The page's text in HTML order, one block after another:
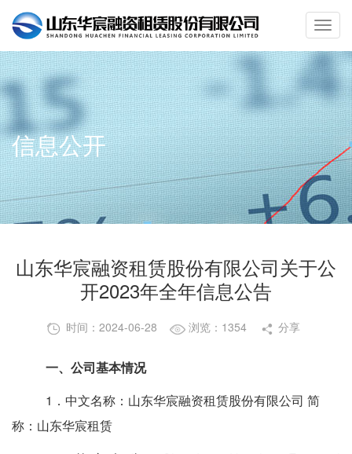
信息公开
山东华宸融资租赁股份有限公司关于公
开2023年全年信息公告
时间：2024-06-28 浏览：1354 分享
一、公司基本情况
1 ．中文名称： 山东华宸融资租赁股份有限公司 简
称：山东华宸租赁